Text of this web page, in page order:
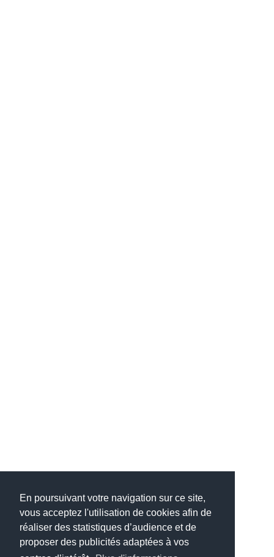
En poursuivant votre navigation sur ce site,
vous acceptez l'utilisation de cookies afin de
réaliser des statistiques d’audience et de
proposer des publicités adaptées à vos